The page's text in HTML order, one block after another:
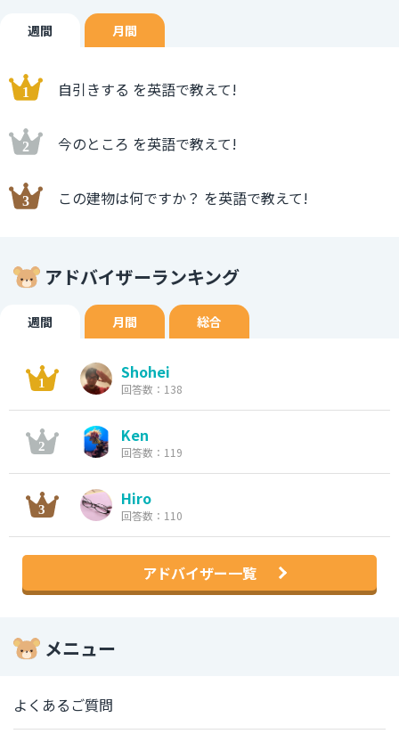
週間 月間
自引きする を英語で教えて!
今のところ を英語で教えて!
この建物は何ですか？ を英語で教えて!
アドバイザーランキング
週間 月間 総合
Shohei
回答数：138
Ken
回答数：119
Hiro
回答数：110
アドバイザー一覧
メニュー
よくあるご質問